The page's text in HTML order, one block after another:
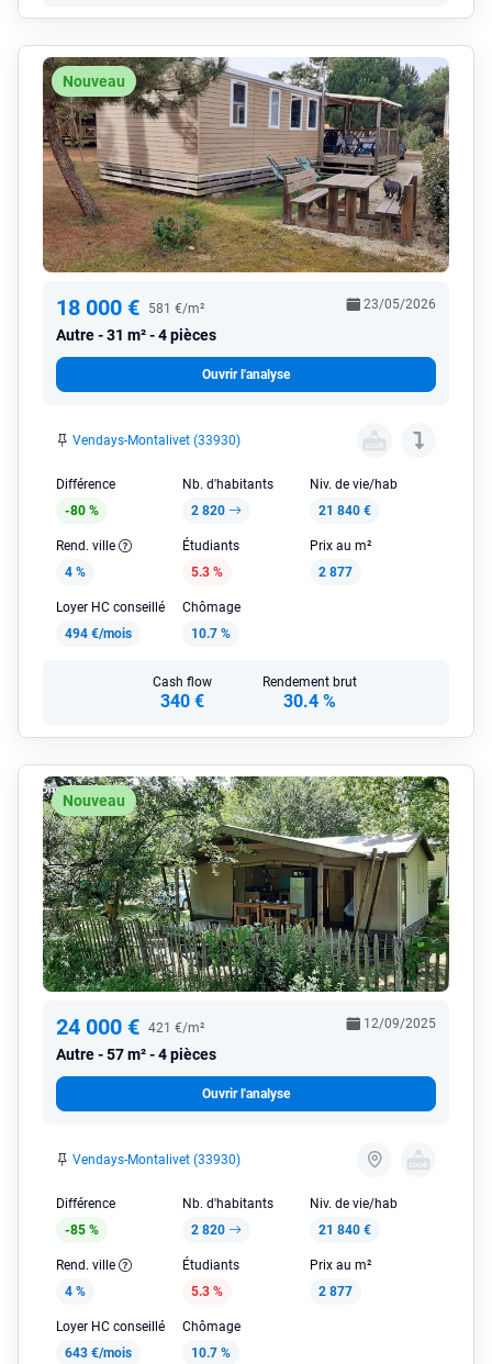
Nouveau
18 000 € 581 €/m²
Autre 31 m² - 4 pièces
23/05/2026
Ouvrir l'analyse
Vendays-Montalivet (33930)
Différence
-80 %
Nb. d'habitants
2 820
Niv. de vie/hab
21 840 €
Rend. ville
4 %
Étudiants
5.3 %
Prix au m²
2 877
Loyer HC conseillé
494 €/mois
Chômage
10.7 %
Cash flow
340 €
Rendement brut
30.4 %
Nouveau
24 000 € 421 €/m²
Autre 57 m² - 4 pièces
12/09/2025
Ouvrir l'analyse
Vendays-Montalivet (33930)
Différence
-85 %
Nb. d'habitants
2 820
Niv. de vie/hab
21 840 €
Rend. ville
4 %
Étudiants
5.3 %
Prix au m²
2 877
Loyer HC conseillé
643 €/mois
Chômage
10.7 %